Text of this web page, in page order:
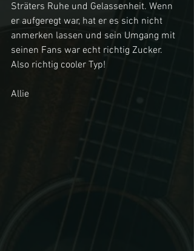
Sträters Ruhe und Gelassenheit. Wenn
er aufgeregt war, hat er es sich nicht
anmerken lassen und sein Umgang mit
seinen Fans war echt richtig Zucker.
Also richtig cooler Typ!
Allie